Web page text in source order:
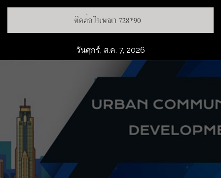
วันศุกร์, ส.ค. 7, 2026